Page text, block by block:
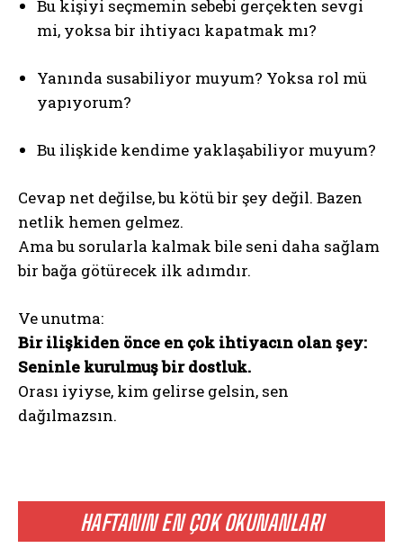
HAFTANIN EN ÇOK OKUNANLARI
Bu kişiyi seçmemin sebebi gerçekten sevgi
mi, yoksa bir ihtiyacı kapatmak mı?
Yanında susabiliyor muyum? Yoksa rol mü
yapıyorum?
Bu ilişkide kendime yaklaşabiliyor muyum?
Cevap net değilse, bu kötü bir şey değil. Bazen
netlik hemen gelmez.
Ama bu sorularla kalmak bile seni daha sağlam
bir bağa götürecek ilk adımdır.
Ve unutma:
Bir ilişkiden önce en çok ihtiyacın olan şey:
Seninle kurulmuş bir dostluk.
Orası iyiyse, kim gelirse gelsin, sen
dağılmazsın.